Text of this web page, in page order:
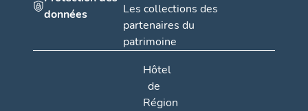
données
Les collections des
partenaires du
patrimoine
Hôtel
de
Région